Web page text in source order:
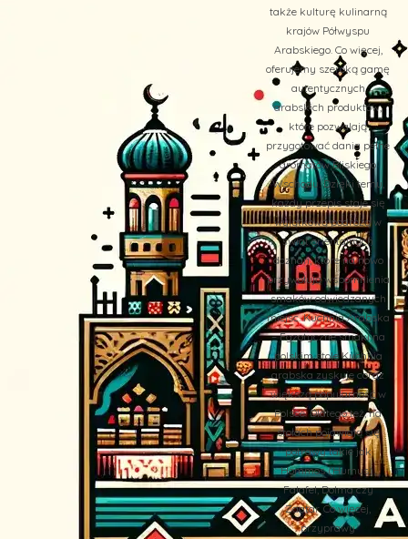
także kulturę kulinarną
krajów Półwyspu
Arabskiego. Co więcej,
oferujemy szeroką gamę
autentycznych
arabskich produktów,
które pozwalają
przygotować dania pełne
aromatów Bliskiego
Wschodu. Dzięki temu,
każdy przepis staje się
wyjątkową podróżą w
świat orientalnych
doznań, które na nowo
przywołują wspomnienia
smaków odwiedzanych
miejsc. Kuchnia Arabska
– Egzotyczne smaki na
polskim stole Kuchnia
arabska zyskuje coraz
większą popularność w
Polsce. Dlatego też, na
stołach pojawiają się
potrawy takie jak
Hommos (Humus),
Falafel, Dolma czy
Zaatar. Co więcej,
przyprawy